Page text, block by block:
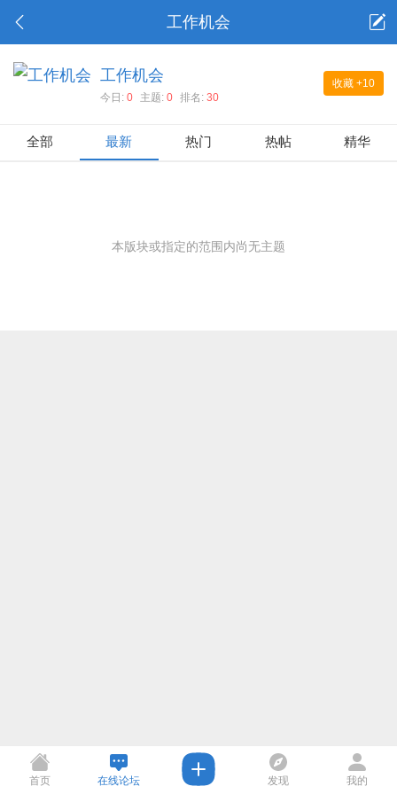
工作机会
收藏 +10
工作机会
今日: 0 主题: 0 排名: 30
全部 最新 热门 热帖 精华
本版块或指定的范围内尚无主题
首页 在线论坛 发现 我的